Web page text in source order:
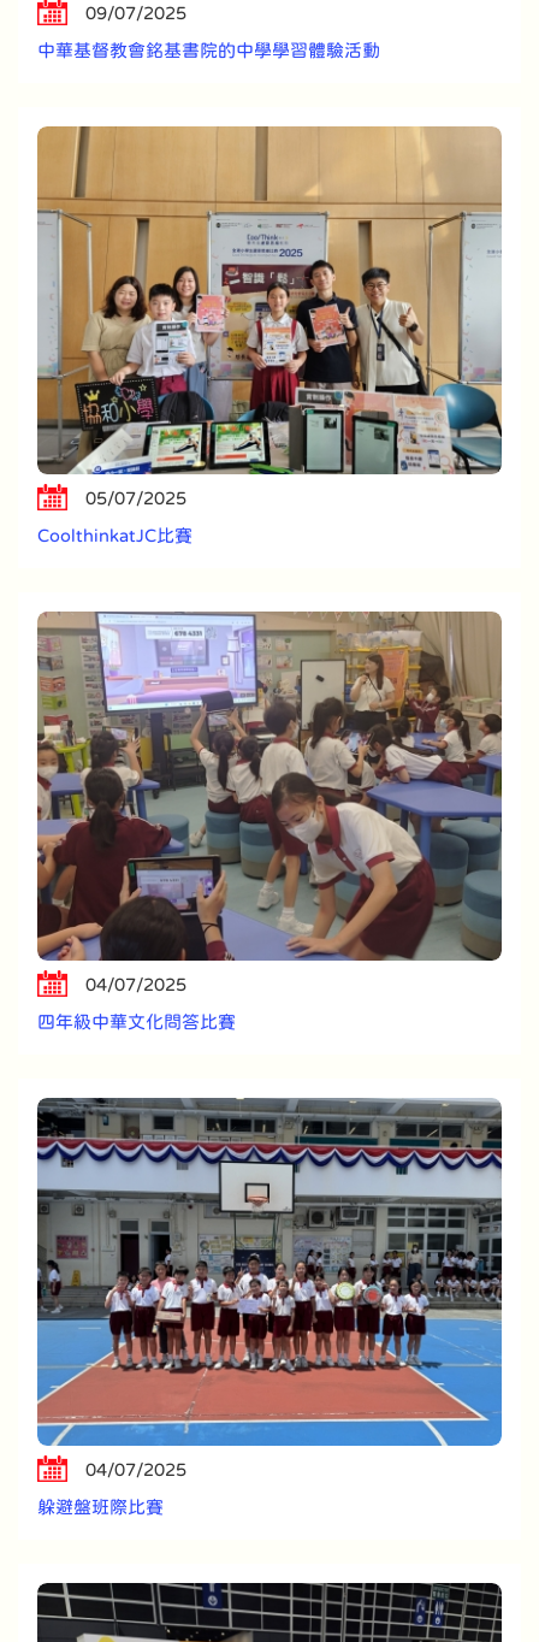
09/07/2025
中華基督教會銘基書院的中學學習體驗活動
05/07/2025
CoolthinkatJC比賽
04/07/2025
四年級中華文化問答比賽
04/07/2025
躲避盤班際比賽